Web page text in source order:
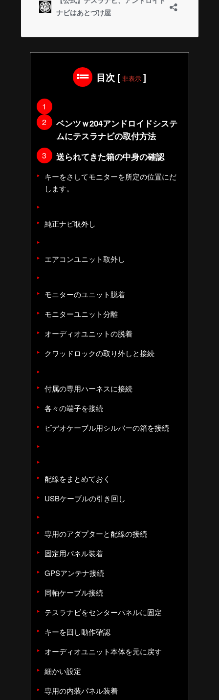
目次 [ 非表示 ]
ベンツｗ204アンドロイドシステ
ムにテスラナビの取付方法
送られてきた箱の中身の確認
キーをさしてモニターを所定の位置にだ
します。
純正ナビ取外し
エアコンユニット取外し
モニターのユニット脱着
モニターユニット分離
オーディオユニットの脱着
クワッドロックの取り外しと接続
付属の専用ハーネスに接続
各々の端子を接続
ビデオケーブル用シルバーの箱を接続
配線をまとめておく
USBケーブルの引き回し
専用のアダプターと配線の接続
固定用パネル装着
GPSアンテナ接続
同軸ケーブル接続
テスラナビをセンターパネルに固定
キーを回し動作確認
オーディオユニット本体を元に戻す
細かい設定
専用の内装パネル装着